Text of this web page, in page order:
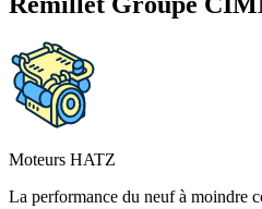
Moteurs HATZ
La performance du neuf à moindre